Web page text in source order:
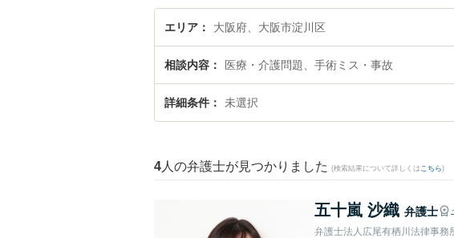
医療事故のトラブルを今すぐに弁護士に相談したい』『手術ミスに
故を法律相談できる大阪市淀川区内の弁護士に相談予約したい』な
エリア 大阪府、大阪市淀川区
相談内容 医療・介護問題、手術ミス・事故
詳細条件 未選択
4 人の弁護士が見つかりました (検索結果について詳しくは こちら)
五十嵐 沙織 弁護士
弁護士法人広尾有栖川法律事務